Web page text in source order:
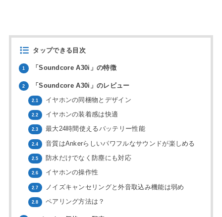
タップできる目次
1 「Soundcore A30i」の特徴
2 「Soundcore A30i」のレビュー
2.1 イヤホンの同梱物とデザイン
2.2 イヤホンの装着感は快適
2.3 最大24時間使えるバッテリー性能
2.4 音質はAnkerらしいパワフルなサウンドが楽しめる
2.5 防水だけでなく防塵にも対応
2.6 イヤホンの操作性
2.7 ノイズキャンセリングと外音取込み機能は弱め
2.8 ペアリング方法は？